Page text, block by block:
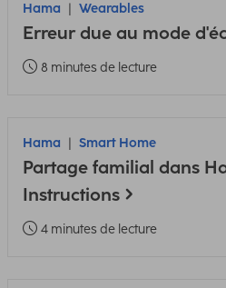
Hama Wearables
Erreur due au mode
8 minutes de lecture
Hama Smart Home
Partage familial dans
Instructions
4 minutes de lecture